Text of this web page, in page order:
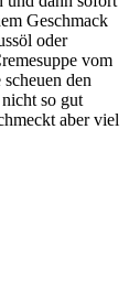
Geschmack
oder
vom
den
so gut
aber viel